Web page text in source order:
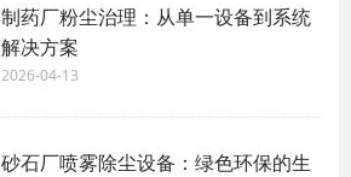
制药厂粉尘治理：从单一设备到系统
解决方案
2026-04-13
砂石厂喷雾除尘设备：绿色环保的生